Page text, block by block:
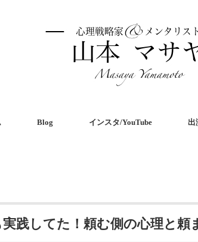
Blog インスタ/YouTube 出
践してた！頼む側の心理と頼